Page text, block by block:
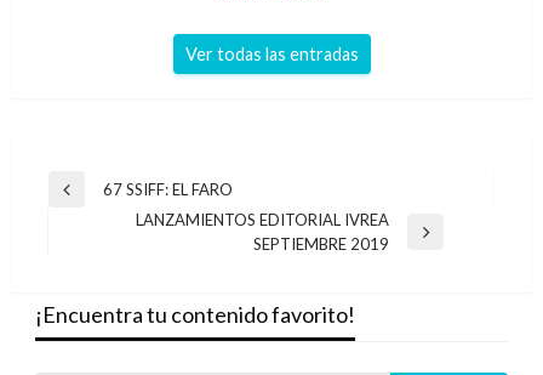
Ver todas las entradas
Navegación
Entrada
67 SSIFF: EL FARO
LANZAMIENTOS EDITORIAL IVREA
SEPTIEMBRE 2019
¡Encuentra tu contenido favorito!